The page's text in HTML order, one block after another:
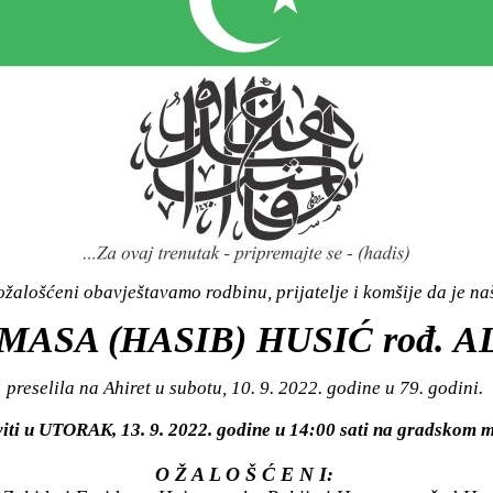
obavještavamo rodbinu, prijatelje i komšije da je
(HASIB) HUSIĆ rođ.
preselila na Ahiret u subotu, 10. 9. 2022. godine u 79. godini.
u UTORAK, 13. 9. 2022. godine u 14:00 sati na gradskom
O Ž A L O Š Ć E N I: